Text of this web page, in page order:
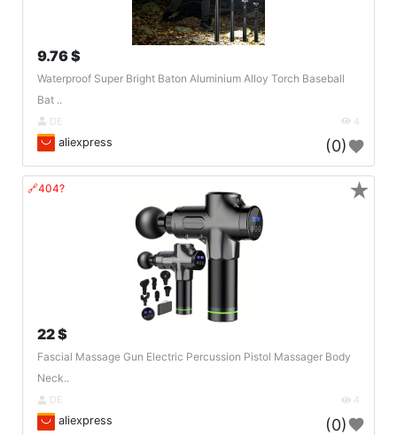
9.76 $
Waterproof Super Bright Baton Aluminium Alloy Torch Baseball
Bat ..
DE 4
aliexpress (0)
🔗404?
22 $
Fascial Massage Gun Electric Percussion Pistol Massager Body
Neck..
DE 4
aliexpress (0)
★